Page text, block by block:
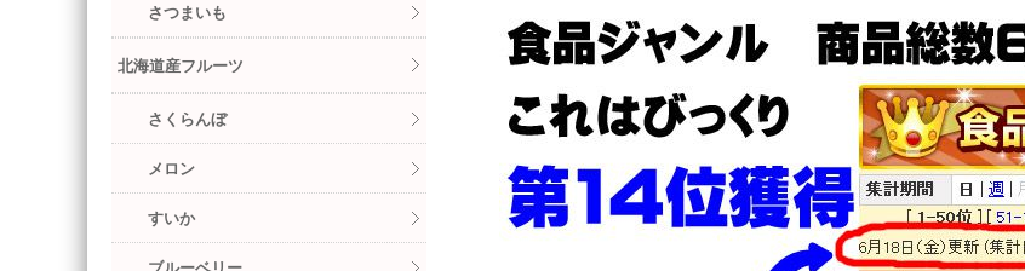
さつまいも
北海道産フルーツ
さくらんぼ
メロン
すいか